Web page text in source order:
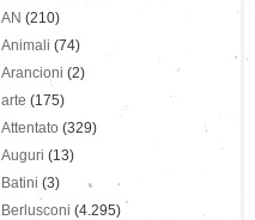
AN (210)
Animali (74)
Arancioni (2)
arte (175)
Attentato (329)
Auguri (13)
Batini (3)
Berlusconi (4.295)